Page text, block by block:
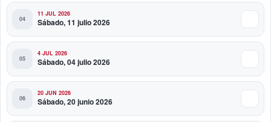
11 JUL 2026
Sábado, 11 julio 2026
4 JUL 2026
Sábado, 04 julio 2026
20 JUN 2026
Sábado, 20 junio 2026